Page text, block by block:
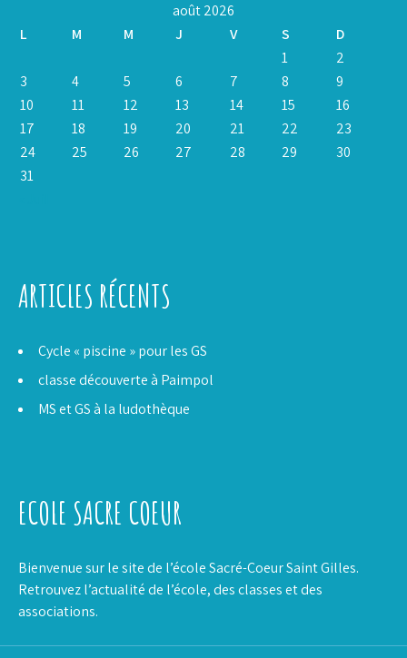
août 2026
L
M M J V S
D
1
2
3
4 5 6 7 8
9
10
11 12 13 14 15
16
17
18 19 20 21 22
23
24
25 26 27 28 29
30
31
ARTICLES RÉCENTS
Cycle « piscine » pour les GS
classe découverte à Paimpol
MS et GS à la ludothèque
ECOLE SACRE COEUR
Bienvenue sur le site de l’école Sacré-Coeur Saint Gilles.
Retrouvez l’actualité de l’école, des classes et des
associations.